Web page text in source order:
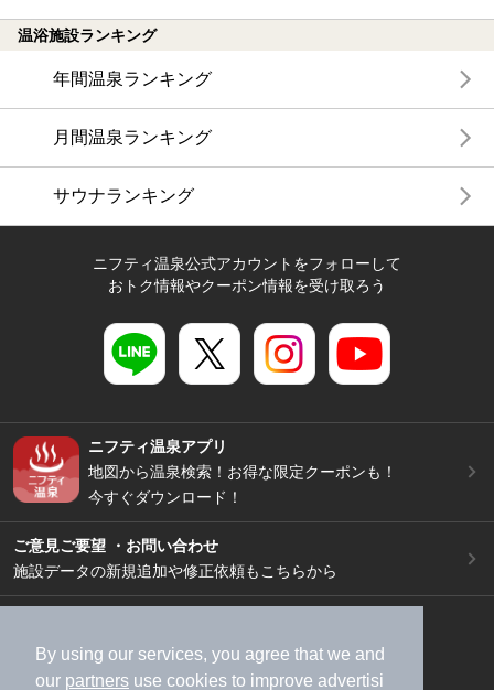
By using our services, you agree that we and
our partners use cookies to improve advertisi
温浴施設ランキング
年間温泉ランキング
月間温泉ランキング
サウナランキング
ニフティ温泉公式アカウントをフォローして
おトク情報やクーポン情報を受け取ろう
ニフティ温泉アプリ
地図から温泉検索！お得な限定クーポンも！
今すぐダウンロード！
ご意見ご要望 ・お問い合わせ
施設データの新規追加や修正依頼もこちらから
加盟店募集（資料請求）
広告出稿のご案内
利用規約
ライフスタイルMEMBERS+規約